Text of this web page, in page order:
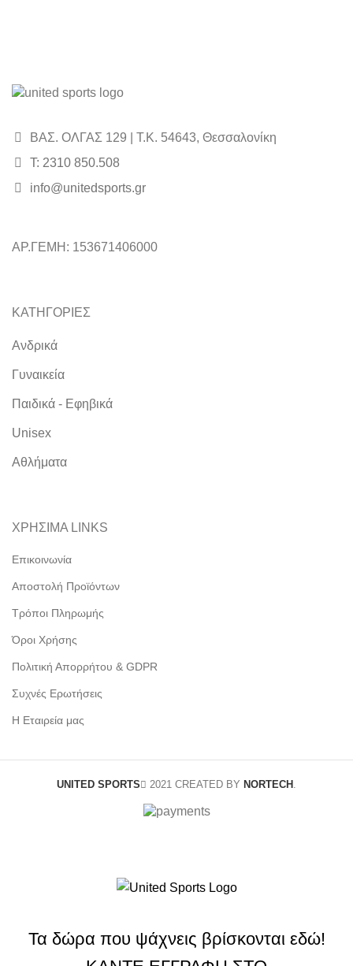
ΒΑΣ. ΟΛΓΑΣ 129 | Τ.Κ. 54643, Θεσσαλονίκη
Τ: 2310 850.508
info@unitedsports.gr
ΑΡ.ΓΕΜΗ: 153671406000
ΚΑΤΗΓΟΡΙΕΣ
Ανδρικά
Γυναικεία
Παιδικά - Εφηβικά
Unisex
Αθλήματα
ΧΡΗΣΙΜΑ LINKS
Επικοινωνία
Αποστολή Προϊόντων
Τρόποι Πληρωμής
Όροι Χρήσης
Πολιτική Απορρήτου & GDPR
Συχνές Ερωτήσεις
Η Εταιρεία μας
UNITED SPORTS 2021 CREATED BY NORTECH
Τα δώρα που ψάχνεις βρίσκονται εδώ!